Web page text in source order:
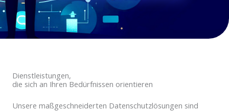
Dienstleistungen,
die sich an Ihren Bedürfnissen orientieren
Unsere maßgeschneiderten Datenschutzlösungen sind